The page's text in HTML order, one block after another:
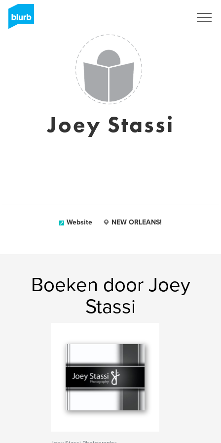
Joey Stassi
Website NEW ORLEANS!
Boeken door Joey
Stassi